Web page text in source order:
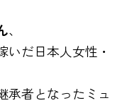
、
だ日本人女性・
承者となったミュ